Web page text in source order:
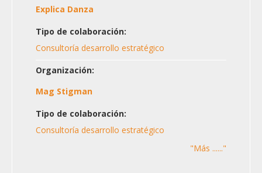
Explica Danza
Tipo de colaboración:
Consultoría desarrollo estratégico
Organización:
Mag Stigman
Tipo de colaboración:
Consultoría desarrollo estratégico
"Más ......"